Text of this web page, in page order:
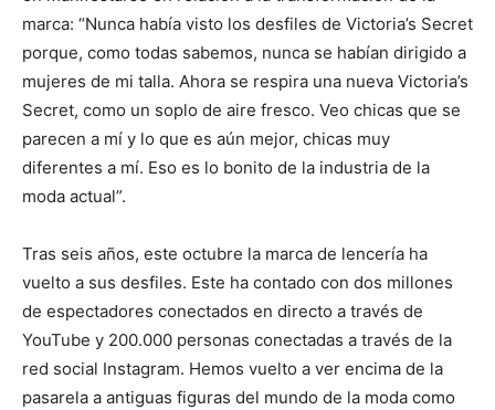
marca: “Nunca había visto los desfiles de Victoria’s Secret
porque, como todas sabemos, nunca se habían dirigido a
mujeres de mi talla. Ahora se respira una nueva Victoria’s
Secret, como un soplo de aire fresco. Veo chicas que se
parecen a mí y lo que es aún mejor, chicas muy
diferentes a mí. Eso es lo bonito de la industria de la
moda actual”.
Tras seis años, este octubre la marca de lencería ha
vuelto a sus desfiles. Este ha contado con dos millones
de espectadores conectados en directo a través de
YouTube y 200.000 personas conectadas a través de la
red social Instagram. Hemos vuelto a ver encima de la
pasarela a antiguas figuras del mundo de la moda como